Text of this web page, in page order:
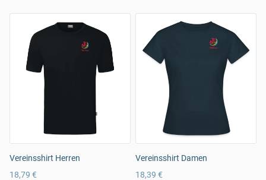
Vereinsshirt Herren
18,79 €
Vereinsshirt Damen
18,39 €